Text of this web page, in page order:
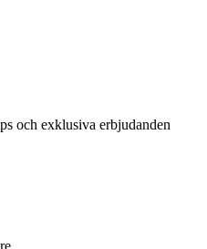
och exklusiva erbjudanden